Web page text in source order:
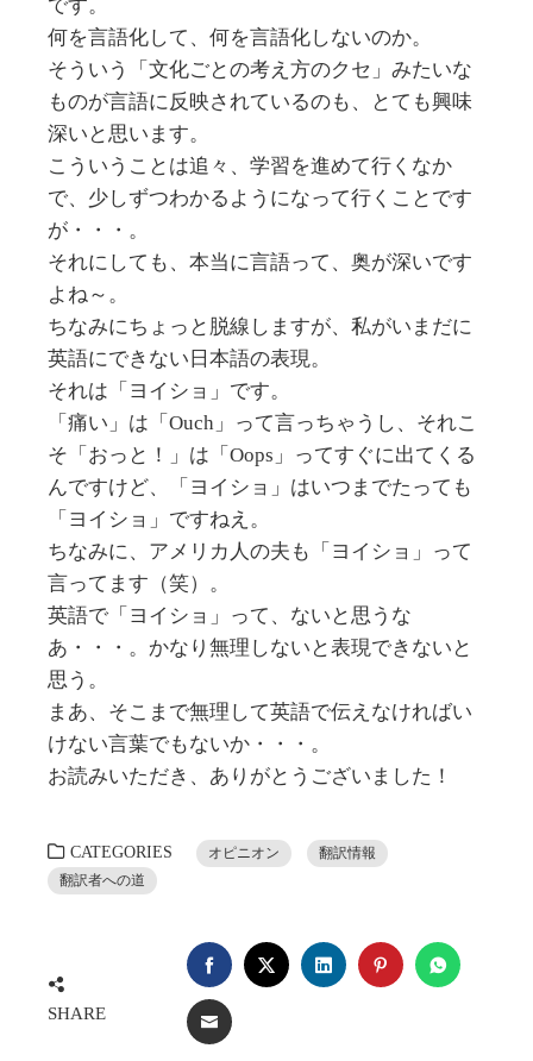
です。
何を言語化して、何を言語化しないのか。
そういう「文化ごとの考え方のクセ」みたいな
ものが言語に反映されているのも、とても興味
深いと思います。
こういうことは追々、学習を進めて行くなか
で、少しずつわかるようになって行くことです
が・・・。
それにしても、本当に言語って、奥が深いです
よね～。
ちなみにちょっと脱線しますが、私がいまだに
英語にできない日本語の表現。
それは「ヨイショ」です。
「痛い」は「Ouch」って言っちゃうし、それこ
そ「おっと！」は「Oops」ってすぐに出てくる
んですけど、「ヨイショ」はいつまでたっても
「ヨイショ」ですねえ。
ちなみに、アメリカ人の夫も「ヨイショ」って
言ってます（笑）。
英語で「ヨイショ」って、ないと思うな
あ・・・。かなり無理しないと表現できないと
思う。
まあ、そこまで無理して英語で伝えなければい
けない言葉でもないか・・・。
お読みいただき、ありがとうございました！
CATEGORIES オピニオン
翻訳情報
翻訳者への道
SHARE
FACEBOOKTWITTERLINKEDINPINTEREST
EMAIL